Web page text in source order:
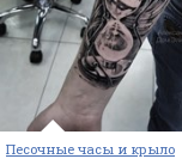
Песочные часы и крыло